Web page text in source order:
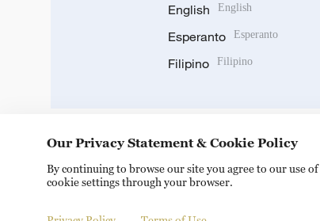
English English
Esperanto Esperanto
Filipino Filipino
DOWNLOAD OUR APP
Our Privacy Statement & Cookie Policy
By continuing to browse our site you agree to our use
cookie settings through your browser.